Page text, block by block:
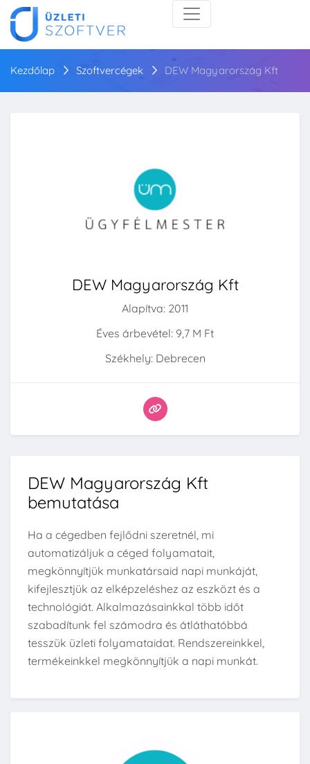
Kezdőlap Szoftvercégek DEW Magyarország Kft
DEW Magyarország Kft
Alapítva: 2011
Éves árbevétel: 9,7 M Ft
Székhely: Debrecen
DEW Magyarország Kft
bemutatása
Ha a cégedben fejlődni szeretnél, mi
automatizáljuk a céged folyamatait,
megkönnyítjük munkatársaid napi munkáját,
kifejlesztjük az elképzeléshez az eszközt és a
technológiát. Alkalmazásainkkal több időt
szabadítunk fel számodra és átláthatóbbá
tesszük üzleti folyamataidat. Rendszereinkkel,
termékeinkkel megkönnyítjük a napi munkát.